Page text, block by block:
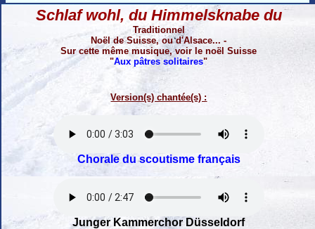
Schlaf wohl, du Himmelsknabe du
Traditionnel
Noël de Suisse, ou d'Alsace... -
Sur cette même musique, voir le noël Suisse
"Aux pâtres solitaires"
Version(s) chantée(s) :
Chorale du scoutisme français
Junger Kammerchor Düsseldorf